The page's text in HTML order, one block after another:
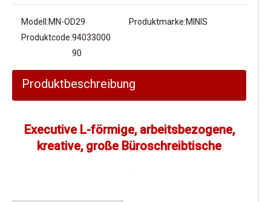
Modell:MN-OD29 Produktmarke:MINIS
Produktcode:94033000
90
Produktbeschreibung
Executive L-förmige, arbeitsbezogene,
kreative, große Büroschreibtische